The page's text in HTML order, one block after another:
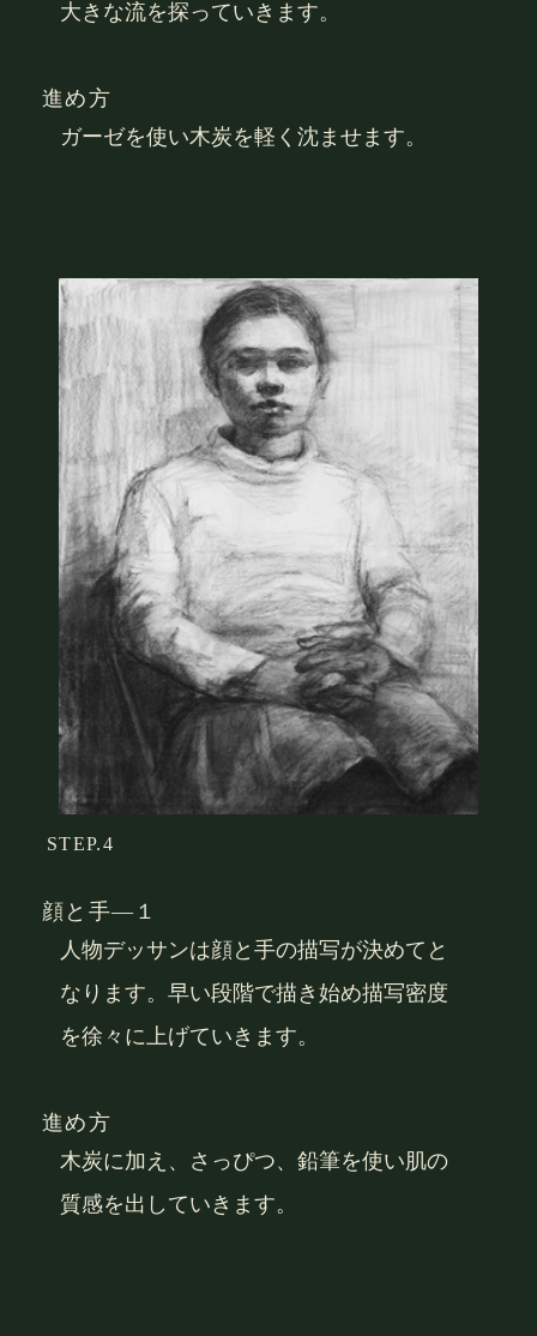
大きな流を探っていきます。
進め方
ガーゼを使い木炭を軽く沈ませます。
STEP.4
顔と手―１
人物デッサンは顔と手の描写が決めてと
なります。早い段階で描き始め描写密度
を徐々に上げていきます。
進め方
木炭に加え、さっぴつ、鉛筆を使い肌の
質感を出していきます。